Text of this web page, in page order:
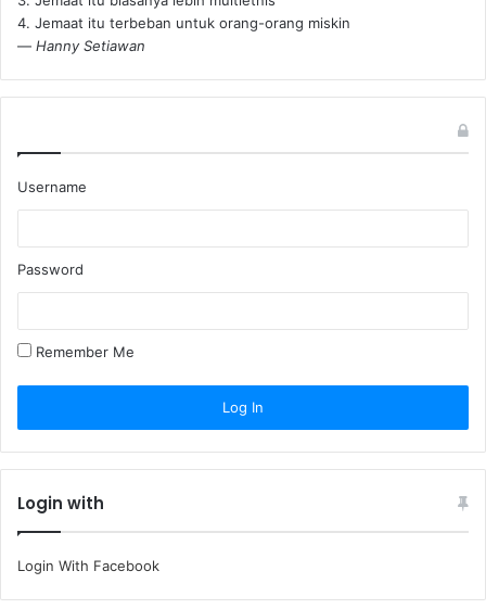
4. Jemaat itu terbeban untuk orang-orang miskin
— Hanny Setiawan
Username
Password
Remember Me
Login with
Login With Facebook